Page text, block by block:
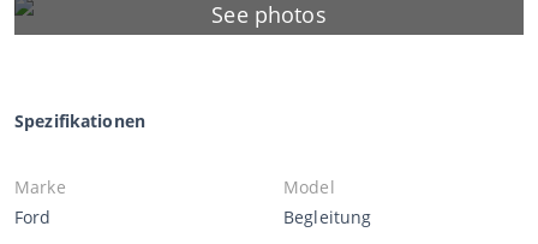
See photos
Spezifikationen
Marke
Ford
Model
Begleitung